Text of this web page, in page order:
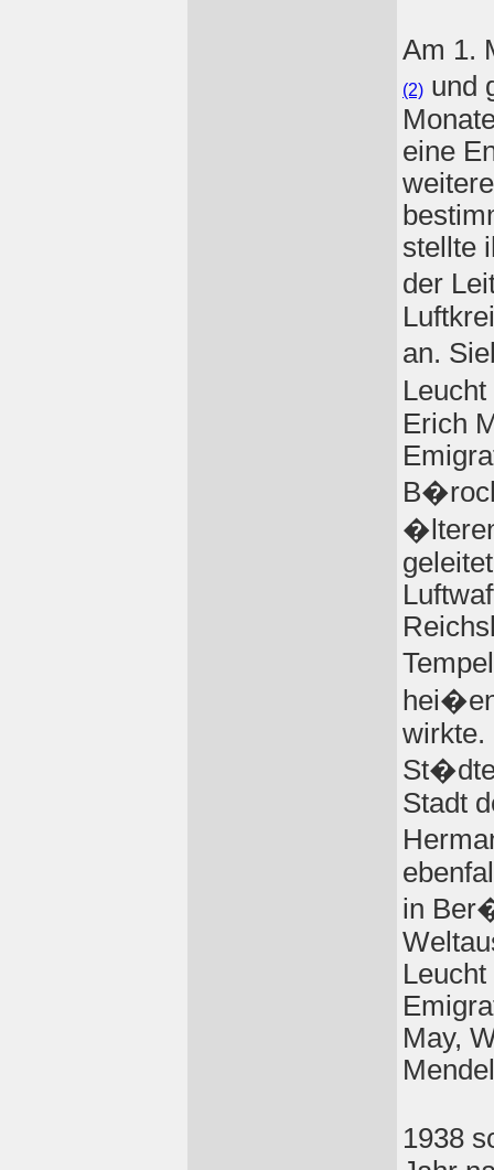
Am 1.
(2) und
eine
stellte
der
an.
Erich
wirkte.
Stadt
in
May,
1938